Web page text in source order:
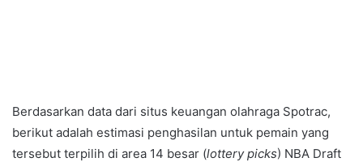
Berdasarkan data dari situs keuangan olahraga Spotrac,
berikut adalah estimasi penghasilan untuk pemain yang
tersebut terpilih di area 14 besar (lottery picks) NBA Draft